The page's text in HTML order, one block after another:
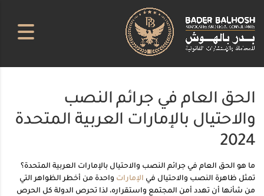
الحق العام في جرائم النصب
والاحتيال بالإمارات العربية المتحدة
2024
ما هو الحق العام في جرائم النصب والاحتيال بالإمارات العربية المتحدة؟
تمثل ظاهرة النصب والاحتيال في الإمارات واحدة من أخطر الظواهر التي
من شأنها أن تهدد أمن المجتمع واستقراره، لذا تحرص الدولة كل الحرص